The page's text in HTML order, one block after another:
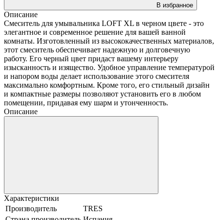
В избранное
Описание
Смеситель для умывальника LOFT XL в черном цвете - это
элегантное и современное решение для вашей ванной
комнаты. Изготовленный из высококачественных материалов,
этот смеситель обеспечивает надежную и долговечную
работу. Его черный цвет придаст вашему интерьеру
изысканность и изящество. Удобное управление температурой
и напором воды делает использование этого смесителя
максимально комфортным. Кроме того, его стильный дизайн
и компактные размеры позволяют установить его в любом
помещении, придавая ему шарм и утонченность.
Описание
Характеристики
Производитель
TRES